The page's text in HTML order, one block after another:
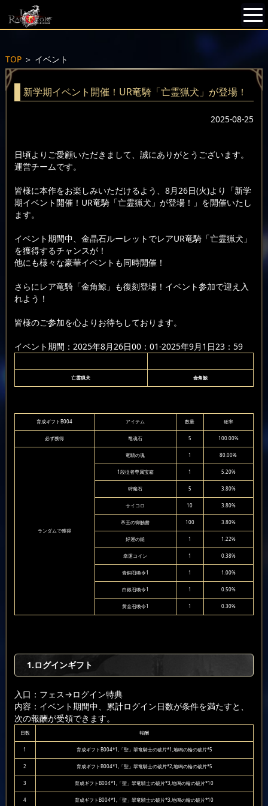
TOP＞ イベント
新学期イベント開催！UR竜騎「亡霊猟犬」が登場！
2025-08-25
日頃よりご愛顧いただきまして、誠にありがとうございます。
運営チームです。
皆様に本作をお楽しみいただけるよう、8月26日(火)より「新学
期イベント開催！UR竜騎「亡霊猟犬」が登場！」を開催いたし
ます。
イベント期間中、金晶石ルーレットでレアUR竜騎「亡霊猟犬」
を獲得するチャンスが！
他にも様々な豪華イベントも同時開催！
さらにレア竜騎「金角鯨」も復刻登場！イベント参加で迎え入
れよう！
皆様のご参加を心よりお待ちしております。
イベント期間：2025年8月26日00：01-2025年9月1日23：59
亡霊猟犬 金角鯨
育成ギフトB004 アイテム 数量 確率
必ず獲得 竜魂石 5 100.00%
ランダムで獲得
竜騎の魂 1 80.00%
1段従者専属宝箱 1 5.20%
狩魔石 5 3.80%
サイコロ 10 3.80%
帝王の御触書 100 3.80%
好運の鎚 1 1.22%
幸運コイン 1 0.38%
青銅召喚令1 1 1.00%
白銀召喚令1 1 0.50%
黄金召喚令1 1 0.30%
1.ログインギフト
入口：フェス→ログイン特典
内容：イベント期間中、累計ログイン日数が条件を満たすと、
次の報酬が受領できます。
日数 報酬
1 育成ギフトB004*1,「聖」翠竜騎士の破片*1,地鳴の輪の破片*5
2 育成ギフトB004*1,「聖」翠竜騎士の破片*2,地鳴の輪の破片*5
3 育成ギフトB004*1,「聖」翠竜騎士の破片*3,地鳴の輪の破片*10
4 育成ギフトB004*1,「聖」翠竜騎士の破片*3,地鳴の輪の破片*10